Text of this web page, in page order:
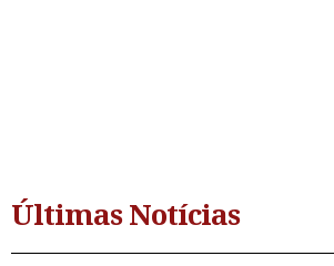
Últimas Notícias